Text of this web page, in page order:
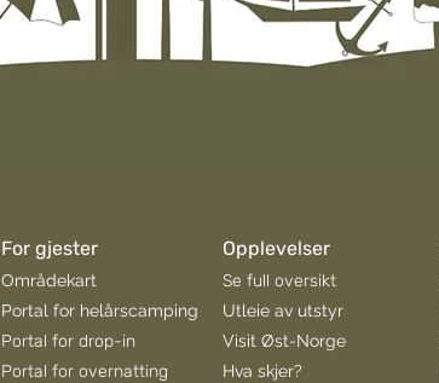
For gjester
Områdekart
Portal for helårscamping
Portal for drop-in
Portal for overnatting
Opplevelser
Se full oversikt
Utleie av utstyr
Visit Øst-Norge
Hva skjer?